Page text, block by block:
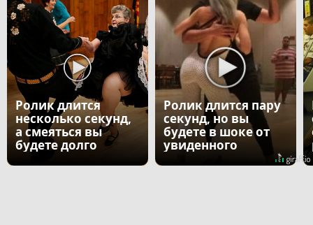
Ролик длится
несколько секунд,
а смеяться вы
будете долго
Ролик длится пару
секунд, но вы
будете в шоке от
увиденного